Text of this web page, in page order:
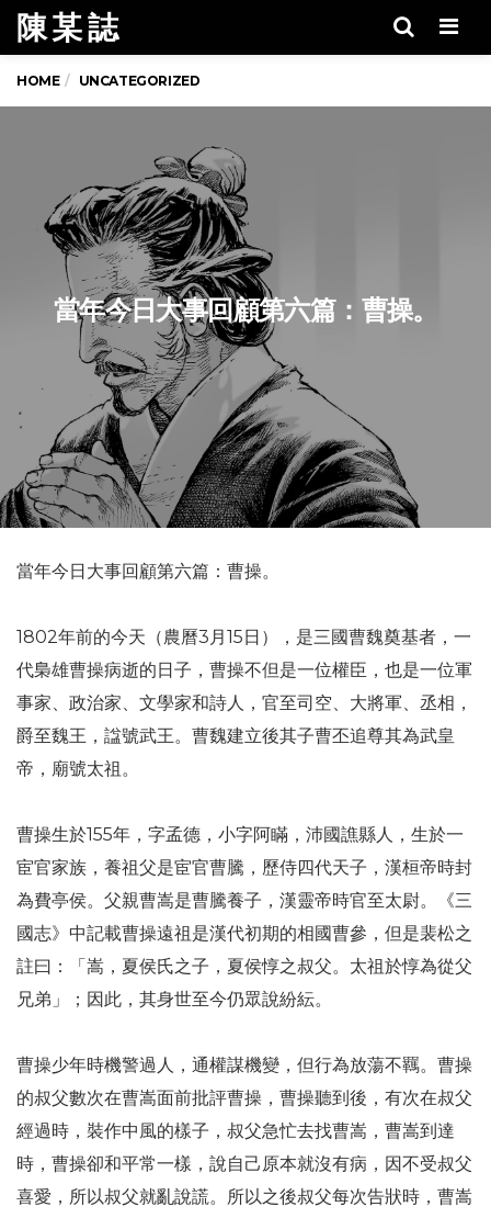
陳 某 誌
HOME UNCATEGORIZED
當年今日大事回顧第六篇：曹操。
當年今日大事回顧第六篇：曹操。
1802年前的今天（農曆3月15日），是三國曹魏奠基者，一
代梟雄曹操病逝的日子，曹操不但是一位權臣，也是一位軍
事家、政治家、文學家和詩人，官至司空、大將軍、丞相，
爵至魏王，諡號武王。曹魏建立後其子曹丕追尊其為武皇
帝，廟號太祖。
曹操生於155年，字孟德，小字阿瞞，沛國譙縣人，生於一
宦官家族，養祖父是宦官曹騰，歷侍四代天子，漢桓帝時封
為費亭侯。父親曹嵩是曹騰養子，漢靈帝時官至太尉。《三
國志》中記載曹操遠祖是漢代初期的相國曹參，但是裴松之
註曰：「嵩，夏侯氏之子，夏侯惇之叔父。太祖於惇為從父
兄弟」；因此，其身世至今仍眾說紛紜。
曹操少年時機警過人，通權謀機變，但行為放蕩不羈。曹操
的叔父數次在曹嵩面前批評曹操，曹操聽到後，有次在叔父
經過時，裝作中風的樣子，叔父急忙去找曹嵩，曹嵩到達
時，曹操卻和平常一樣，說自己原本就沒有病，因不受叔父
喜愛，所以叔父就亂說謊。所以之後叔父每次告狀時，曹嵩